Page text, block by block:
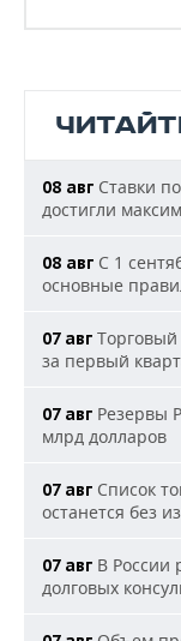
08 авг Ставки
достигли
08 авг С 1
основные
07 авг Торговый
за первый
07 авг Резервы
млрд долларов
07 авг Список
останется без
07 авг В России
долговых